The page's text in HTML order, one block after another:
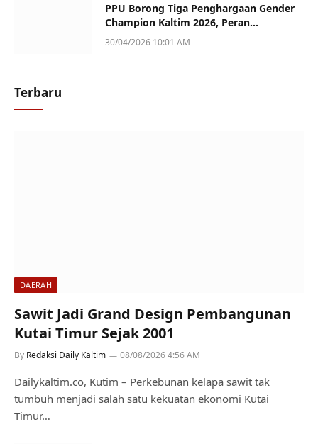
PPU Borong Tiga Penghargaan Gender
Champion Kaltim 2026, Peran
Perempuan Jadi Sorotan
30/04/2026 10:01 AM
Terbaru
DAERAH
Sawit Jadi Grand Design Pembangunan
Kutai Timur Sejak 2001
By Redaksi Daily Kaltim 08/08/2026 4:56 AM
Dailykaltim.co, Kutim – Perkebunan kelapa sawit tak
tumbuh menjadi salah satu kekuatan ekonomi Kutai
Timur…